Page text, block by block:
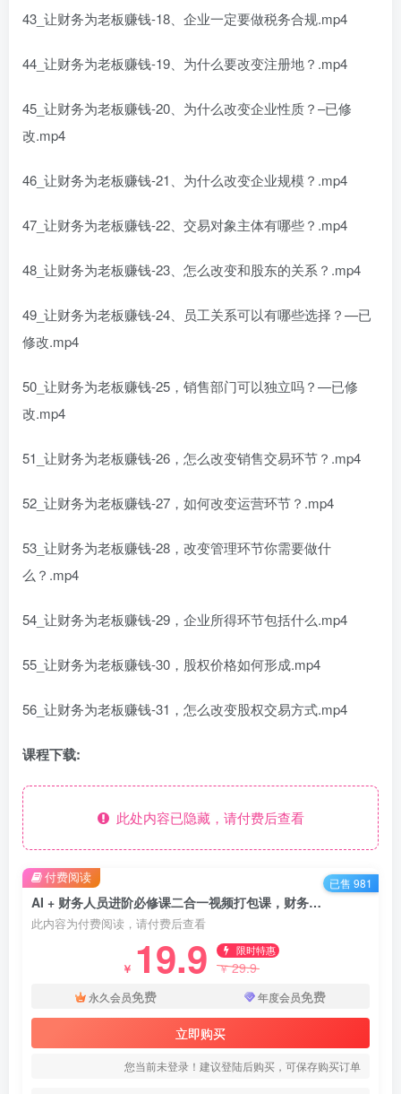
43_让财务为老板赚钱-18、企业一定要做税务合规.mp4
44_让财务为老板赚钱-19、为什么要改变注册地？.mp4
45_让财务为老板赚钱-20、为什么改变企业性质？–已修
改.mp4
46_让财务为老板赚钱-21、为什么改变企业规模？.mp4
47_让财务为老板赚钱-22、交易对象主体有哪些？.mp4
48_让财务为老板赚钱-23、怎么改变和股东的关系？.mp4
49_让财务为老板赚钱-24、员工关系可以有哪些选择？—已
修改.mp4
50_让财务为老板赚钱-25，销售部门可以独立吗？—已修
改.mp4
51_让财务为老板赚钱-26，怎么改变销售交易环节？.mp4
52_让财务为老板赚钱-27，如何改变运营环节？.mp4
53_让财务为老板赚钱-28，改变管理环节你需要做什
么？.mp4
54_让财务为老板赚钱-29，企业所得环节包括什么.mp4
55_让财务为老板赚钱-30，股权价格如何形成.mp4
56_让财务为老板赚钱-31，怎么改变股权交易方式.mp4
课程下载:
此处内容已隐藏，请付费后查看
AI + 财务人员进阶必修课二合一视频打包课，财务人员进阶必修课
此内容为付费阅读，请付费后查看
￥ 19.9 限时特惠
￥29.9
永久会员免费 年度会员免费
立即购买
您当前未登录！建议登陆后购买，可保存购买订单
付费阅读 已售 981